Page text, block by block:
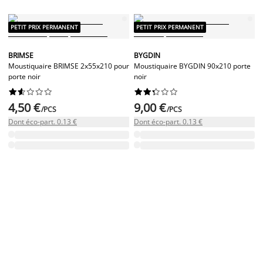
PETIT PRIX PERMANENT
BRIMSE
Moustiquaire BRIMSE 2x55x210 pour
porte noir






4,50 €/PCS
Dont éco-part. 0.13 €
PETIT PRIX PERMANENT
BYGDIN
Moustiquaire BYGDIN 90x210 porte
noir






9,00 €/PCS
Dont éco-part. 0.13 €